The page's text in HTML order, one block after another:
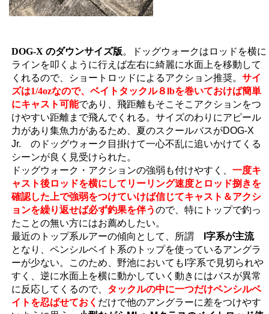
DOG-X のダウンサイズ版。ドッグウォークはロッドを横に
ラインを叩くように行えば左右に綺麗に水面上を移動して
くれるので、ショートロッドによるアクション推奨。 サイ
ズは1/4ozなので、ベイトタックル８lbを巻いておけば簡単
にキャスト可能であり、飛距離もそこそこアクションをつ
けやすい距離まで飛んでくれる。 サイズのわりにアピール
力があり集魚力があるため、夏のスクールバスがDOG-X
Jr. のドッグウォーク目掛けて一心不乱に追いかけてくる
シーンが良く見受けられた。
ドッグウォーク・アクションの強弱も付けやすく、 一度キ
ャスト後ロッドを横にしてリーリング速度とロッド捌きを
確認した上で強弱をつけていけば信じてキャスト＆アクシ
ョンを繰り返せば必ず釣果を伴うので、特にトップで釣っ
たことの無い方にはお薦めしたい。
最近のトップ系ルアーの傾向として、所謂 I字系が主流
となり、ペンシルベイト系のトップを使っているアングラ
ーが少ない。このため、野池においてもI字系で見切られや
すく、逆に水面上を横に動かしていく動きにはバスが異常
に反応してくるので、 タックルの中に一つだけペンシルベ
イトを忍ばせておく だけで他のアングラーに差をつけやす